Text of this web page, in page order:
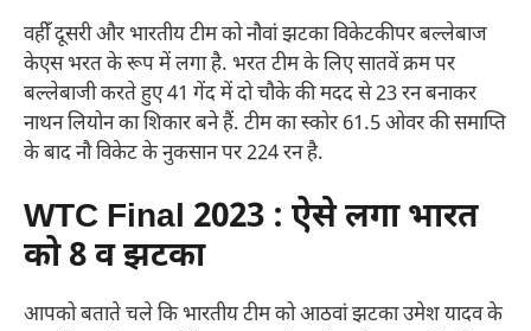
वहीँ दूसरी और भारतीय टीम को नौवां झटका विकेटकीपर बल्लेबाज
केएस भरत के रूप में लगा है. भरत टीम के लिए सातवें क्रम पर
बल्लेबाजी करते हुए 41 गेंद में दो चौके की मदद से 23 रन बनाकर
नाथन लियोन का शिकार बने हैं. टीम का स्कोर 61.5 ओवर की समाप्ति
के बाद नौ विकेट के नुकसान पर 224 रन है.
WTC Final 2023 : ऐसे लगा भारत
को 8 व झटका
आपको बताते चले कि भारतीय टीम को आठवां झटका उमेश यादव के